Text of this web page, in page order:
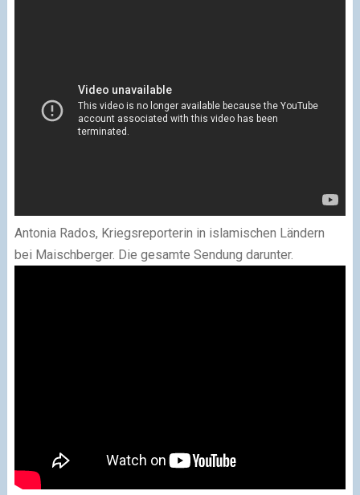
Antonia Rados, Kriegsreporterin in islamischen Ländern
bei Maischberger. Die gesamte Sendung darunter.